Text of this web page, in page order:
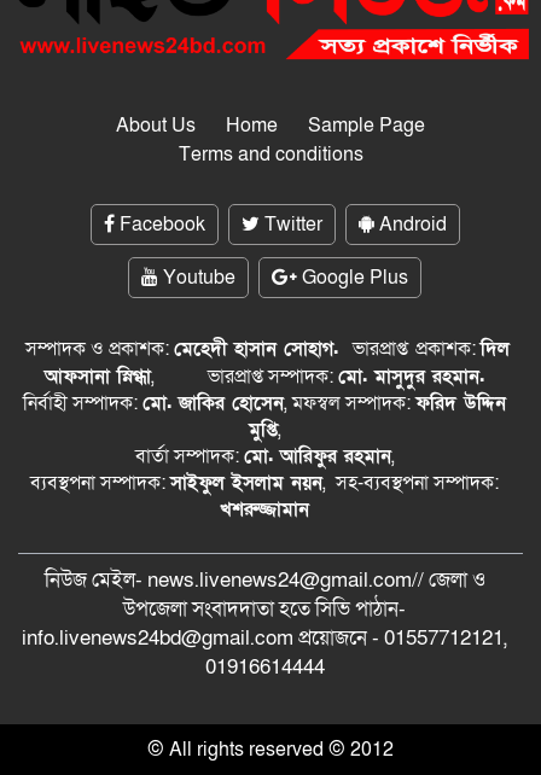
About Us Home
Sample Page
Terms and conditions
Facebook Twitter
Android
Youtube
Google Plus
সম্পাদক ও প্রকাশক:মেহেদী হাসান সোহাগ.ভারপ্রাপ্ত প্রকাশক:দিল
আফসানা স্নিগ্ধা, ভারপ্রাপ্ত সম্পাদক:মো. মাসুদুর রহমান.
নির্বাহী সম্পাদক:মো. জাকির হোসেন, মফস্বল সম্পাদক:ফরিদ উদ্দিন
মুপ্তি,
বার্তা সম্পাদক:মো. আরিফুর রহমান,
ব্যবস্থপনা সম্পাদক:সাইফুল ইসলাম নয়ন, সহ-ব্যবস্থপনা সম্পাদক:
খশরুজ্জামান
নিউজ মেইল- news.livenews24@gmail.com// জেলা ও
‍উপজেলা সংবাদদাতা হতে সিভি পাঠান-
info.livenews24bd@gmail.com প্রয়োজনে - 01557712121,
01916614444
© All rights reserved © 2012